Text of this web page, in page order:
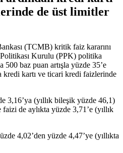
de üst limitler
(TCMB) kritik faiz kararını
Politikası Kurulu (PPK) politika
baz puan artışla yüzde 35’e
kredi kartı ve ticari kredi faizlerinde
3,16’ya (yıllık bileşik yüzde 46,1)
de aylıkta yüzde 3,71’e (yıllık
4,02’den yüzde 4,47’ye (yıllıkta